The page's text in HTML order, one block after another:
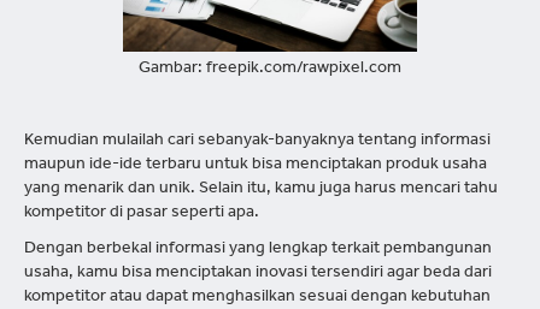
Gambar: freepik.com/rawpixel.com
Kemudian mulailah cari sebanyak-banyaknya tentang informasi
maupun ide-ide terbaru untuk bisa menciptakan produk usaha
yang menarik dan unik. Selain itu, kamu juga harus mencari tahu
kompetitor di pasar seperti apa.
Dengan berbekal informasi yang lengkap terkait pembangunan
usaha, kamu bisa menciptakan inovasi tersendiri agar beda dari
kompetitor atau dapat menghasilkan sesuai dengan kebutuhan